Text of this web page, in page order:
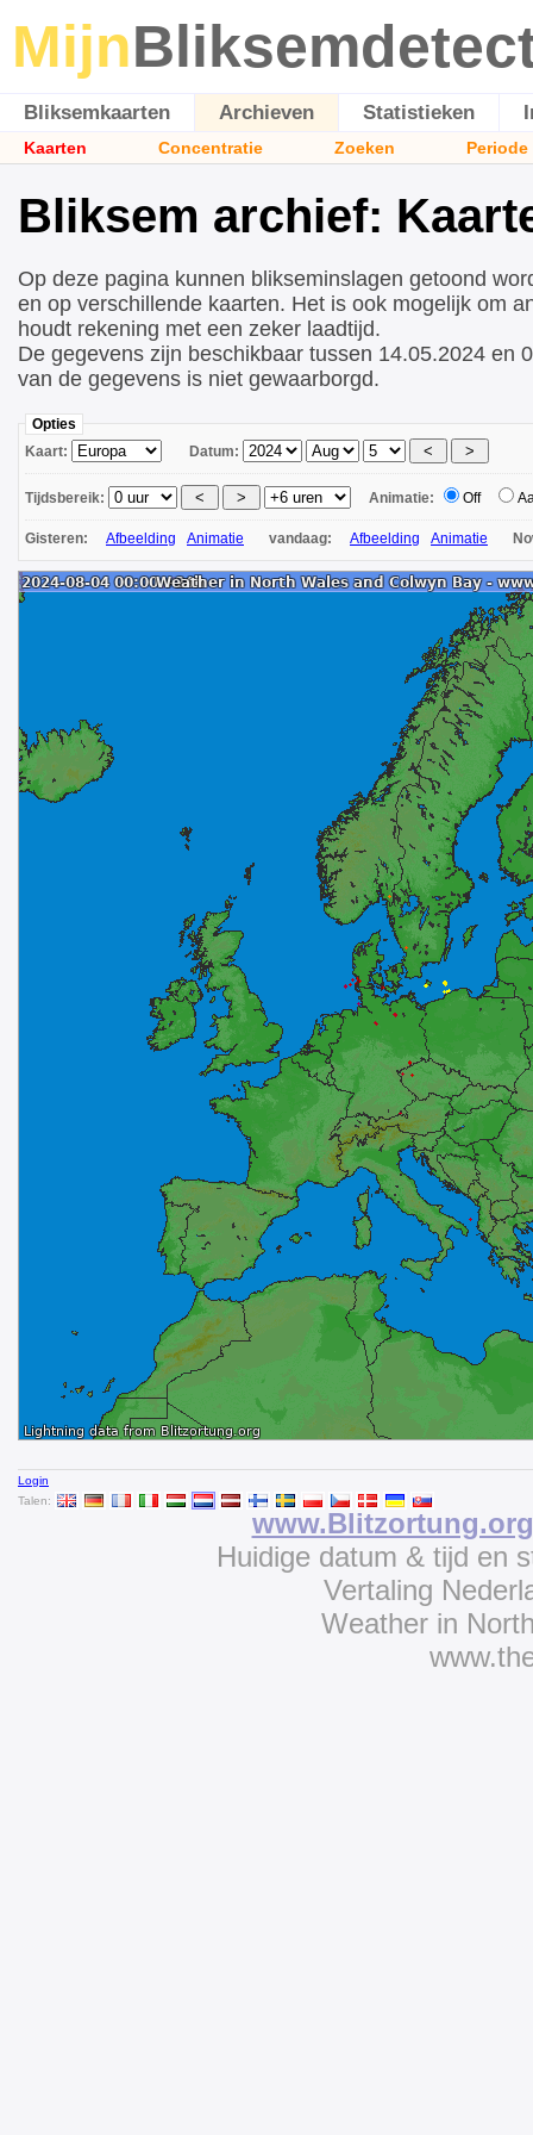
Mijn
Bliksemkaarten Archieven Statistieken
Kaarten Concentratie Zoeken Periode
Bliksem archief:
Op deze pagina kunnen blikseminslagen getoond
en op verschillende kaarten. Het is ook mogelijk om
houdt rekening met een zeker laadtijd.
De gegevens zijn beschikbaar tussen 14.05.2024 en
van de gegevens is niet gewaarborgd.
Opties
Kaart:
Datum:
Tijdsbereik: Animatie: Off
Gisteren: Afbeelding Animatie vandaag: Afbeelding Animatie
Login
Talen:
www.Blitzortung.org
Huidige datum & tijd en
Vertaling
Weather in